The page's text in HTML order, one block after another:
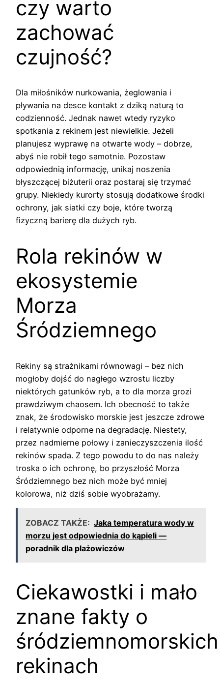
czy warto
zachować
czujność?
Dla miłośników nurkowania, żeglowania i
pływania na desce kontakt z dziką naturą to
codzienność. Jednak nawet wtedy ryzyko
spotkania z rekinem jest niewielkie. Jeżeli
planujesz wyprawę na otwarte wody – dobrze,
abyś nie robił tego samotnie. Pozostaw
odpowiednią informację, unikaj noszenia
błyszczącej biżuterii oraz postaraj się trzymać
grupy. Niekiedy kurorty stosują dodatkowe środki
ochrony, jak siatki czy boje, które tworzą
fizyczną barierę dla dużych ryb.
Rola rekinów w
ekosystemie
Morza
Śródziemnego
Rekiny są strażnikami równowagi – bez nich
mogłoby dojść do nagłego wzrostu liczby
niektórych gatunków ryb, a to dla morza grozi
prawdziwym chaosem. Ich obecność to także
znak, że środowisko morskie jest jeszcze zdrowe
i relatywnie odporne na degradację. Niestety,
przez nadmierne połowy i zanieczyszczenia ilość
rekinów spada. Z tego powodu to do nas należy
troska o ich ochronę, bo przyszłość Morza
Śródziemnego bez nich może być mniej
kolorowa, niż dziś sobie wyobrażamy.
ZOBACZ TAKŻE: Jaka temperatura wody w
morzu jest odpowiednia do kąpieli —
poradnik dla plażowiczów
Ciekawostki i mało
znane fakty o
śródziemnomorskich
rekinach